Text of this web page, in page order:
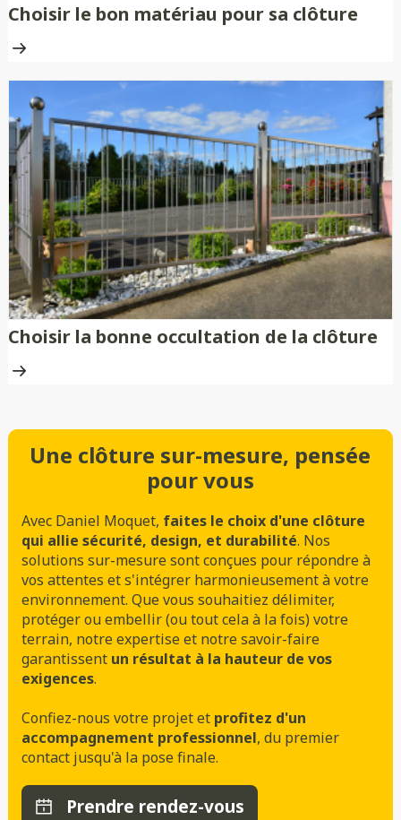
Choisir le bon matériau pour sa clôture
Choisir la bonne occultation de la clôture
Une clôture sur-mesure, pensée
pour vous
Avec Daniel Moquet, faites le choix d'une clôture
qui allie sécurité, design, et durabilité. Nos
solutions sur-mesure sont conçues pour répondre à
vos attentes et s'intégrer harmonieusement à votre
environnement. Que vous souhaitiez délimiter,
protéger ou embellir (ou tout cela à la fois) votre
terrain, notre expertise et notre savoir-faire
garantissent un résultat à la hauteur de vos
exigences.
Confiez-nous votre projet et profitez d'un
accompagnement professionnel, du premier
contact jusqu'à la pose finale.
Prendre rendez-vous